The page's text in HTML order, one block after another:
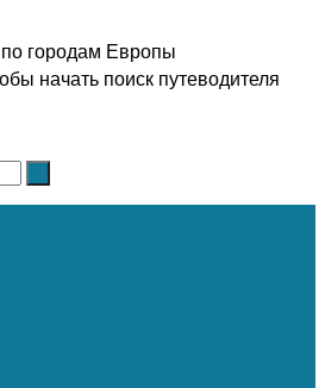
городам Европы
начать поиск путеводителя